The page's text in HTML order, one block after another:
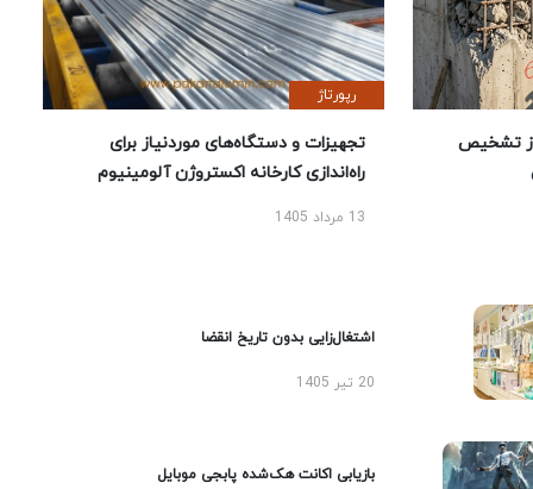
تشخیص
رپورتاژ
تجهیزات و دستگاه‌های موردنیاز برای
راه‌اندازی کارخانه اکستروژن آلومینیوم
13 مرداد 1405
اشتغال‌زایی بدون تاریخ انقضا
20 تیر 1405
بازیابی اکانت هک‌شده پابجی موبایل